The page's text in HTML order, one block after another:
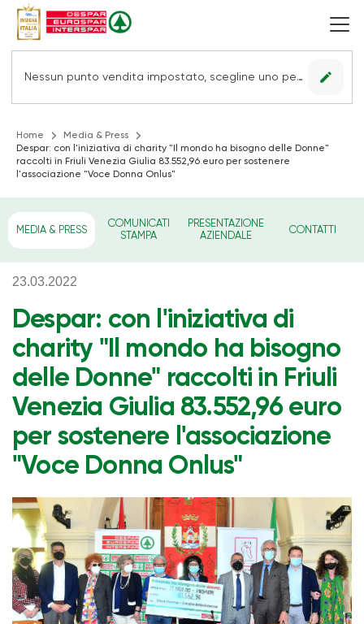
Nessun punto vendita impostato, scegline uno per vedere le offerte. edit
Home
Media & Press
Despar: con l'iniziativa di charity "Il mondo ha bisogno delle Donne"
raccolti in Friuli Venezia Giulia 83.552,96 euro per sostenere
l'associazione "Voce Donna Onlus"
MEDIA & PRESS
COMUNICATI
STAMPA
PRESENTAZIONE
AZIENDALE
CONTATTI
23.03.2022
Despar: con l'iniziativa di
charity "Il mondo ha bisogno
delle Donne" raccolti in Friuli
Venezia Giulia 83.552,96 euro
per sostenere l'associazione
"Voce Donna Onlus"